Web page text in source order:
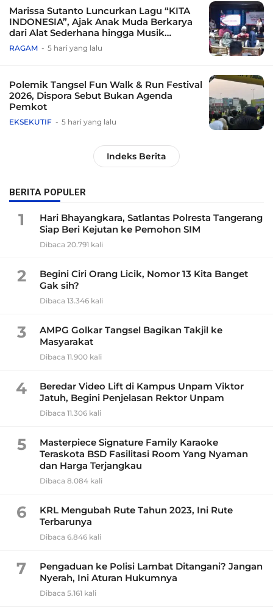
Marissa Sutanto Luncurkan Lagu “KITA
INDONESIA”, Ajak Anak Muda Berkarya
dari Alat Sederhana hingga Musik
Tradisional
RAGAM 5 hari yang lalu
Polemik Tangsel Fun Walk & Run Festival
2026, Dispora Sebut Bukan Agenda
Pemkot
EKSEKUTIF 5 hari yang lalu
Indeks Berita
BERITA POPULER
1
Hari Bhayangkara, Satlantas Polresta Tangerang
Siap Beri Kejutan ke Pemohon SIM
Dibaca 20.791 kali
2
Begini Ciri Orang Licik, Nomor 13 Kita Banget
Gak sih?
Dibaca 13.346 kali
3
AMPG Golkar Tangsel Bagikan Takjil ke
Masyarakat
Dibaca 11.900 kali
4
Beredar Video Lift di Kampus Unpam Viktor
Jatuh, Begini Penjelasan Rektor Unpam
Dibaca 11.306 kali
5
Masterpiece Signature Family Karaoke
Teraskota BSD Fasilitasi Room Yang Nyaman
dan Harga Terjangkau
Dibaca 8.084 kali
6
KRL Mengubah Rute Tahun 2023, Ini Rute
Terbarunya
Dibaca 6.846 kali
7
Pengaduan ke Polisi Lambat Ditangani? Jangan
Nyerah, Ini Aturan Hukumnya
Dibaca 5.161 kali